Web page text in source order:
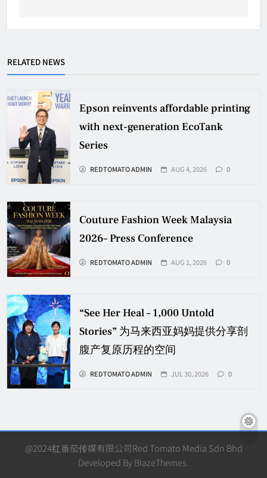
RELATED NEWS
Epson reinvents affordable printing
with next-generation EcoTank
Series
REDTOMATO ADMIN AUG 4, 2026 0
Couture Fashion Week Malaysia
2026– Press Conference
REDTOMATO ADMIN AUG 1, 2026 0
“See Her Heal – 1,000 Untold
Stories” 为马来西亚妈妈提供分享剖
腹产复原历程的空间
REDTOMATO ADMIN JUL 30, 2026 0
@2024红番茄传媒有限公司Red Tomato Media Sdn Bhd
Developed ByBlazeThemes